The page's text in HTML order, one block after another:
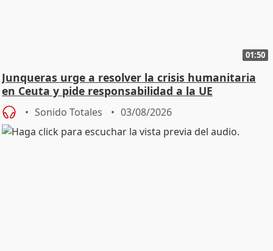
01:50
Junqueras urge a resolver la crisis humanitaria
en Ceuta y pide responsabilidad a la UE
Sonido Totales 03/08/2026